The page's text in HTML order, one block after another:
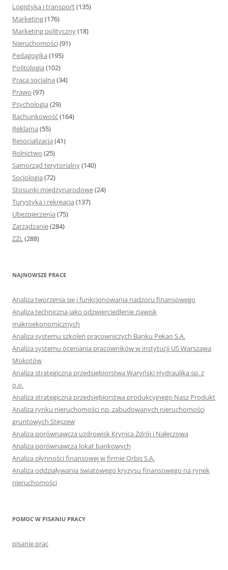
Logistyka i transport(135)
Marketing(176)
Marketing polityczny(18)
Nieruchomości(91)
Pedagogika (195)
Politologia (102)
Praca socjalna (34)
Prawo (97)
Psychologia (29)
Rachunkowość(164)
Reklama (55)
Resocjalizacja (41)
Rolnictwo (25)
Samorząd terytorialny(140)
Socjologia (72)
Stosunki międzynarodowe(24)
Turystyka i rekreacja (137)
Ubezpieczenia (75)
Zarządzanie(284)
ZZL(288)
NAJNOWSZE PRACE
Analiza tworzenia się i funkcjonowania nadzoru finansowego
Analiza techniczna jako odzwierciedlenie zjawisk
makroekonomicznych
Analiza systemu szkoleń pracowniczych Banku Pekao S.A.
Analiza systemu oceniania pracowników w instytucji US Warszawa
Mokotów
Analiza strategiczna przedsiębiorstwa Waryński Hydraulika sp. z
o.o.
Analiza strategiczna przedsiębiorstwa produkcyjnego Nasz Produkt
Analiza rynku nieruchomości np. zabudowanych nieruchomości
gruntowych Stęszew
Analiza porównawcza uzdrowisk Krynica Zdrój i Nałęczowa
Analiza porównawcza lokat bankowych
Analiza płynności finansowej w firmie Orbis S.A.
Analiza oddziaływania światowego kryzysu finansowego na rynek
nieruchomości
POMOC W PISANIU PRACY
pisanie prac